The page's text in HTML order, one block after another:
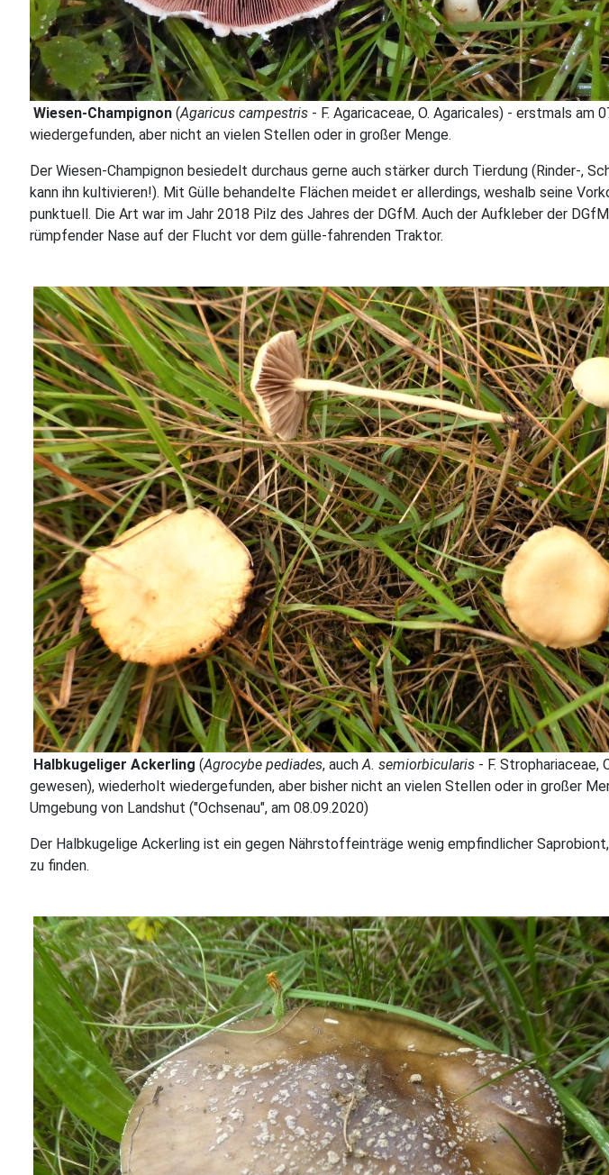
Wiesen-Champignon (Agaricus campestris - F. Agaricaceae, O. Agaricales) - erstmals am
wiedergefunden, aber nicht an vielen Stellen oder in großer Menge.
Der Wiesen-Champignon besiedelt durchaus gerne auch stärker durch Tierdung (Rinder-,
kann ihn kultivieren!). Mit Gülle behandelte Flächen meidet er allerdings, weshalb seine
punktuell. Die Art war im Jahr 2018 Pilz des Jahres der DGfM. Auch der Aufkleber der
rümpfender Nase auf der Flucht vor dem gülle-fahrenden Traktor.
Halbkugeliger Ackerling (Agrocybe pediades, auchA. semiorbicularis - F. Strophariaceae,
gewesen), wiederholt wiedergefunden, aber bisher nicht an vielen Stellen oder in großer
Umgebung von Landshut ("Ochsenau", am 08.09.2020)
Der Halbkugelige Ackerling ist ein gegen Nährstoffeinträge wenig empfindlicher
zu finden.